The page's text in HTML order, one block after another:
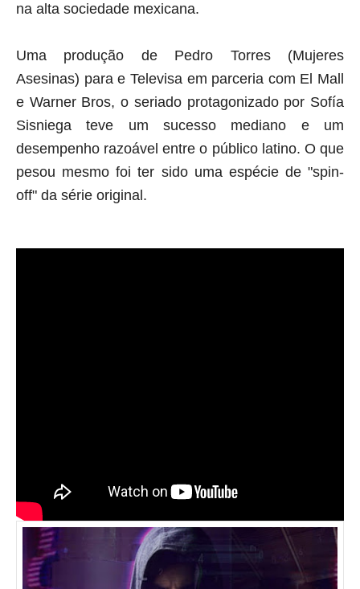
na alta sociedade mexicana.
Uma produção de Pedro Torres (Mujeres
Asesinas) para e Televisa em parceria com El Mall
e Warner Bros, o seriado protagonizado por Sofía
Sisniega teve um sucesso mediano e um
desempenho razoável entre o público latino. O que
pesou mesmo foi ter sido uma espécie de "spin-
off" da série original.